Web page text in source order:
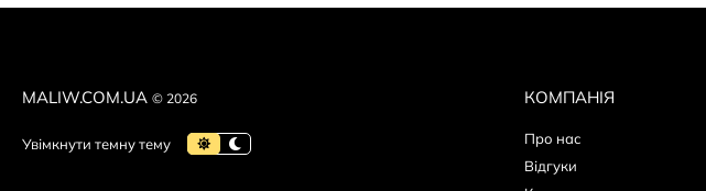
MALIW.COM.UA © 2026 КОМПАНІЯ
Про нас
Відгуки